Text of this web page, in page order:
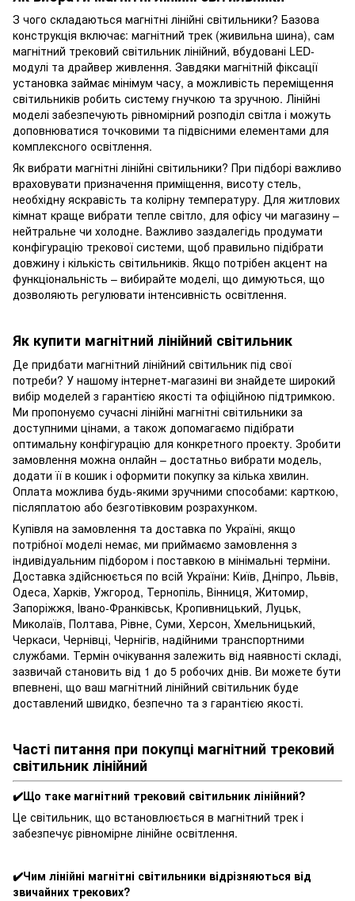
З чого складаються магнітні лінійні світильники? Базова
конструкція включає: магнітний трек (живильна шина), сам
магнітний трековий світильник лінійний, вбудовані LED-
модулі та драйвер живлення. Завдяки магнітній фіксації
установка займає мінімум часу, а можливість переміщення
світильників робить систему гнучкою та зручною. Лінійні
моделі забезпечують рівномірний розподіл світла і можуть
доповнюватися точковими та підвісними елементами для
комплексного освітлення.
Як вибрати магнітні лінійні світильники? При підборі важливо
враховувати призначення приміщення, висоту стель,
необхідну яскравість та колірну температуру. Для житлових
кімнат краще вибрати тепле світло, для офісу чи магазину –
нейтральне чи холодне. Важливо заздалегідь продумати
конфігурацію трекової системи, щоб правильно підібрати
довжину і кількість світильників. Якщо потрібен акцент на
функціональність – вибирайте моделі, що димуються, що
дозволяють регулювати інтенсивність освітлення.
Як купити магнітний лінійний світильник
Де придбати магнітний лінійний світильник під свої
потреби? У нашому інтернет-магазині ви знайдете широкий
вибір моделей з гарантією якості та офіційною підтримкою.
Ми пропонуємо сучасні лінійні магнітні світильники за
доступними цінами, а також допомагаємо підібрати
оптимальну конфігурацію для конкретного проекту. Зробити
замовлення можна онлайн – достатньо вибрати модель,
додати її в кошик і оформити покупку за кілька хвилин.
Оплата можлива будь-якими зручними способами: карткою,
післяплатою або безготівковим розрахунком.
Купівля на замовлення та доставка по Україні, якщо
потрібної моделі немає, ми приймаємо замовлення з
індивідуальним підбором і поставкою в мінімальні терміни.
Доставка здійснюється по всій України: Київ, Дніпро, Львів,
Одеса, Харків, Ужгород, Тернопіль, Вінниця, Житомир,
Запоріжжя, Івано-Франківськ, Кропивницький, Луцьк,
Миколаїв, Полтава, Рівне, Суми, Херсон, Хмельницький,
Черкаси, Чернівці, Чернігів, надійними транспортними
службами. Термін очікування залежить від наявності складі,
зазвичай становить від 1 до 5 робочих днів. Ви можете бути
впевнені, що ваш магнітний лінійний світильник буде
доставлений швидко, безпечно та з гарантією якості.
Часті питання при покупці магнітний трековий
світильник лінійний
✔️Що таке магнітний трековий світильник лінійний?
Це світильник, що встановлюється в магнітний трек і
забезпечує рівномірне лінійне освітлення.
✔️Чим лінійні магнітні світильники відрізняються від
звичайних трекових?